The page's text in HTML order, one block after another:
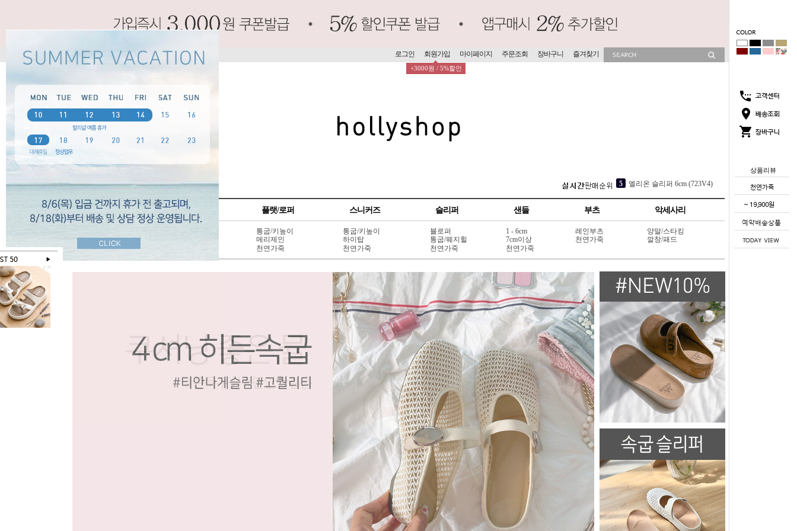
상품리뷰
로그인 회원가입
+3000원 / 5%할인
마이페이지 주문조회 장바구니 즐겨찾기
3 소프라 속굽 슬리퍼 4cm (417V9)
5 엘리온 슬리퍼 6cm (723V4)
코코썸 슬리퍼 4cm (715V11)
SPECIAL 펌프스 플랫/로퍼 스니커즈 슬리퍼 샌들 부츠 악세사리
BEST 50
SALE
통굽/키높이
메리제인
천연가죽
통굽/키높이
하이탑
천연가죽
블로퍼
통굽/웨지힐
천연가죽
1 - 6cm
7cm이상
천연가죽
레인부츠
천연가죽
양말/스타킹
깔창/패드